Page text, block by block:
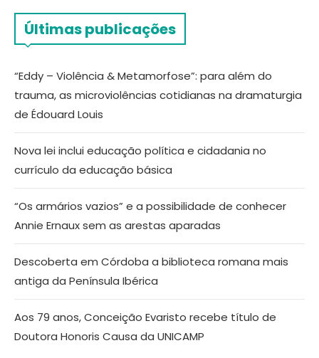
Últimas publicações
“Eddy – Violência & Metamorfose”: para além do
trauma, as microviolências cotidianas na dramaturgia
de Édouard Louis
Nova lei inclui educação política e cidadania no
currículo da educação básica
“Os armários vazios” e a possibilidade de conhecer
Annie Ernaux sem as arestas aparadas
Descoberta em Córdoba a biblioteca romana mais
antiga da Península Ibérica
Aos 79 anos, Conceição Evaristo recebe título de
Doutora Honoris Causa da UNICAMP